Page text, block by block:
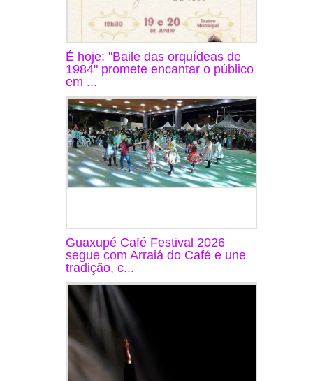
É hoje: "Baile das orquídeas de
1984" promete encantar o público
em ...
Guaxupé Café Festival 2026
segue com Arraiá do Café e une
tradição, c...